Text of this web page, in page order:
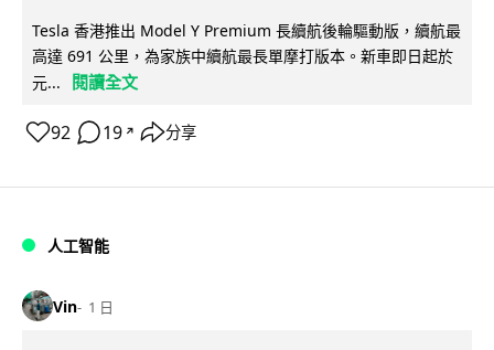
Tesla 香港推出 Model Y Premium 長續航後輪驅動版，續航最
高達 691 公里，為家族中續航最長單摩打版本。新車即日起於
元...
閱讀全文
92 19 ↗ 分享
人工智能
Vin 1 日